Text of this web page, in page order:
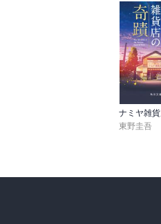
東野圭吾